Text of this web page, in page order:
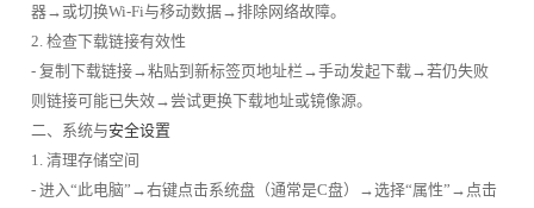
器→或切换Wi-Fi与移动数据→排除网络故障。
2. 检查下载链接有效性
- 复制下载链接→粘贴到新标签页地址栏→手动发起下载→若仍失败
则链接可能已失效→尝试更换下载地址或镜像源。
二、系统与安全设置
1. 清理存储空间
- 进入“此电脑”→右键点击系统盘（通常是C盘）→选择“属性”→点击